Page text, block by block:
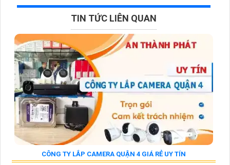
TIN TỨC LIÊN QUAN
CÔNG TY LẮP CAMERA QUẬN 4 GIÁ RẺ UY TÍN